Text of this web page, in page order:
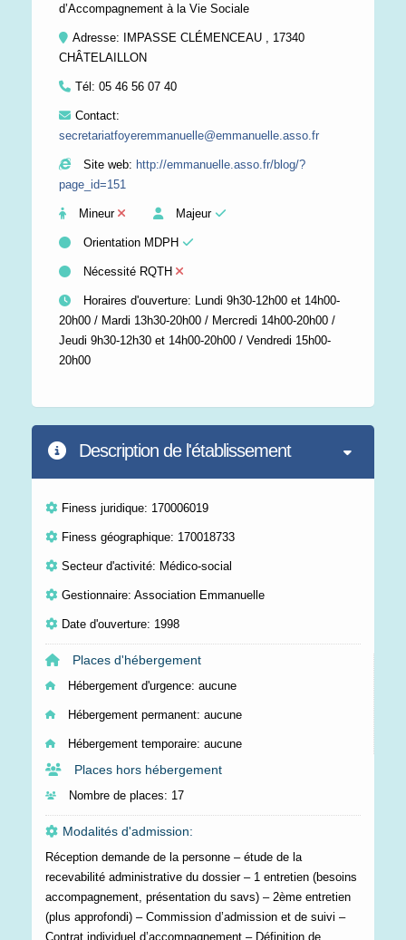
d’Accompagnement à la Vie Sociale
Adresse: IMPASSE CLÉMENCEAU , 17340
CHÂTELAILLON
Tél: 05 46 56 07 40
Contact:
secretariatfoyeremmanuelle@emmanuelle.asso.fr
Site web: http://emmanuelle.asso.fr/blog/?
page_id=151
Mineur Majeur
Orientation MDPH
Nécessité RQTH
Horaires d'ouverture: Lundi 9h30-12h00 et 14h00-
20h00 / Mardi 13h30-20h00 / Mercredi 14h00-20h00 /
Jeudi 9h30-12h30 et 14h00-20h00 / Vendredi 15h00-
20h00
Description de l'établissement
Finess juridique: 170006019
Finess géographique: 170018733
Secteur d'activité: Médico-social
Gestionnaire: Association Emmanuelle
Date d'ouverture: 1998
Places d'hébergement
Hébergement d'urgence: aucune
Hébergement permanent: aucune
Hébergement temporaire: aucune
Places hors hébergement
Nombre de places: 17
Modalités d'admission:
Réception demande de la personne – étude de la
recevabilité administrative du dossier – 1 entretien (besoins
accompagnement, présentation du savs) – 2ème entretien
(plus approfondi) – Commission d’admission et de suivi –
Contrat individuel d’accompagnement – Définition de